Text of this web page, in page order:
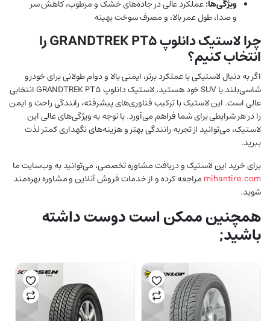
ویژگی‌ها:عملکرد عالی در جاده‌های خشک و مرطوب، کاهش سر
و صدا، طول عمر بالا، و مصرف سوخت بهینه
چرا لاستیک دانلوپ GRANDTREK PT5 را
انتخاب کنیم؟
اگر به دنبال لاستیکی با عملکرد برتر، ایمنی بالا و دوام طولانی برای خودرو
شاسی‌بلند یا SUV خود هستید، لاستیک دانلوپ GRANDTREK PT5 انتخابی
عالی است. این لاستیک با ترکیب فناوری‌های پیشرفته، رانندگی راحت و ایمن
را در هر شرایطی برای شما فراهم می‌آورد. با توجه به ویژگی‌های عالی این
لاستیک، می‌توانید از تجربه رانندگی بهتر و هزینه‌های نگهداری کمتر لذت
ببرید.
برای خرید این لاستیک و دریافت مشاوره تخصصی، می‌توانید به وب‌سایت ما
mihantire.com مراجعه کرده و از خدمات فروش آنلاین و مشاوره بهره‌مند
شوید.
همچنین ممکن است دوست داشته
باشید;